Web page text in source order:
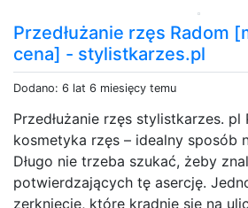
Przedłużanie rzęs Radom
cena] - stylistkarzes.pl
Dodano: 6 lat 6 miesięcy temu
Przedłużanie rzęs stylistkarzes. pl
kosmetyka rzęs – idealny sposób
Długo nie trzeba szukać, żeby
potwierdzających tę asercję.
zerknięcie, które kradnie się na